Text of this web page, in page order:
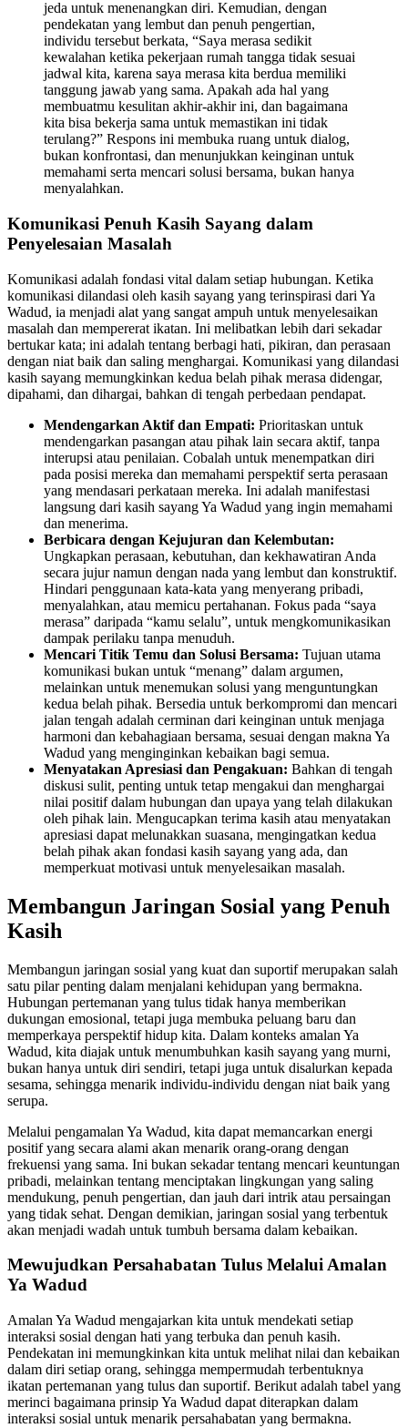
jeda untuk menenangkan diri. Kemudian, dengan
pendekatan yang lembut dan penuh pengertian,
individu tersebut berkata, “Saya merasa sedikit
kewalahan ketika pekerjaan rumah tangga tidak sesuai
jadwal kita, karena saya merasa kita berdua memiliki
tanggung jawab yang sama. Apakah ada hal yang
membuatmu kesulitan akhir-akhir ini, dan bagaimana
kita bisa bekerja sama untuk memastikan ini tidak
terulang?” Respons ini membuka ruang untuk dialog,
bukan konfrontasi, dan menunjukkan keinginan untuk
memahami serta mencari solusi bersama, bukan hanya
menyalahkan.
Komunikasi Penuh Kasih Sayang dalam
Penyelesaian Masalah
Komunikasi adalah fondasi vital dalam setiap hubungan. Ketika
komunikasi dilandasi oleh kasih sayang yang terinspirasi dari Ya
Wadud, ia menjadi alat yang sangat ampuh untuk menyelesaikan
masalah dan mempererat ikatan. Ini melibatkan lebih dari sekadar
bertukar kata; ini adalah tentang berbagi hati, pikiran, dan perasaan
dengan niat baik dan saling menghargai. Komunikasi yang dilandasi
kasih sayang memungkinkan kedua belah pihak merasa didengar,
dipahami, dan dihargai, bahkan di tengah perbedaan pendapat.
Mendengarkan Aktif dan Empati: Prioritaskan untuk
mendengarkan pasangan atau pihak lain secara aktif, tanpa
interupsi atau penilaian. Cobalah untuk menempatkan diri
pada posisi mereka dan memahami perspektif serta perasaan
yang mendasari perkataan mereka. Ini adalah manifestasi
langsung dari kasih sayang Ya Wadud yang ingin memahami
dan menerima.
Berbicara dengan Kejujuran dan Kelembutan:
Ungkapkan perasaan, kebutuhan, dan kekhawatiran Anda
secara jujur namun dengan nada yang lembut dan konstruktif.
Hindari penggunaan kata-kata yang menyerang pribadi,
menyalahkan, atau memicu pertahanan. Fokus pada “saya
merasa” daripada “kamu selalu”, untuk mengkomunikasikan
dampak perilaku tanpa menuduh.
Mencari Titik Temu dan Solusi Bersama: Tujuan utama
komunikasi bukan untuk “menang” dalam argumen,
melainkan untuk menemukan solusi yang menguntungkan
kedua belah pihak. Bersedia untuk berkompromi dan mencari
jalan tengah adalah cerminan dari keinginan untuk menjaga
harmoni dan kebahagiaan bersama, sesuai dengan makna Ya
Wadud yang menginginkan kebaikan bagi semua.
Menyatakan Apresiasi dan Pengakuan: Bahkan di tengah
diskusi sulit, penting untuk tetap mengakui dan menghargai
nilai positif dalam hubungan dan upaya yang telah dilakukan
oleh pihak lain. Mengucapkan terima kasih atau menyatakan
apresiasi dapat melunakkan suasana, mengingatkan kedua
belah pihak akan fondasi kasih sayang yang ada, dan
memperkuat motivasi untuk menyelesaikan masalah.
Membangun Jaringan Sosial yang Penuh
Kasih
Membangun jaringan sosial yang kuat dan suportif merupakan salah
satu pilar penting dalam menjalani kehidupan yang bermakna.
Hubungan pertemanan yang tulus tidak hanya memberikan
dukungan emosional, tetapi juga membuka peluang baru dan
memperkaya perspektif hidup kita. Dalam konteks amalan Ya
Wadud, kita diajak untuk menumbuhkan kasih sayang yang murni,
bukan hanya untuk diri sendiri, tetapi juga untuk disalurkan kepada
sesama, sehingga menarik individu-individu dengan niat baik yang
serupa.
Melalui pengamalan Ya Wadud, kita dapat memancarkan energi
positif yang secara alami akan menarik orang-orang dengan
frekuensi yang sama. Ini bukan sekadar tentang mencari keuntungan
pribadi, melainkan tentang menciptakan lingkungan yang saling
mendukung, penuh pengertian, dan jauh dari intrik atau persaingan
yang tidak sehat. Dengan demikian, jaringan sosial yang terbentuk
akan menjadi wadah untuk tumbuh bersama dalam kebaikan.
Mewujudkan Persahabatan Tulus Melalui Amalan
Ya Wadud
Amalan Ya Wadud mengajarkan kita untuk mendekati setiap
interaksi sosial dengan hati yang terbuka dan penuh kasih.
Pendekatan ini memungkinkan kita untuk melihat nilai dan kebaikan
dalam diri setiap orang, sehingga mempermudah terbentuknya
ikatan pertemanan yang tulus dan suportif. Berikut adalah tabel yang
merinci bagaimana prinsip Ya Wadud dapat diterapkan dalam
interaksi sosial untuk menarik persahabatan yang bermakna.